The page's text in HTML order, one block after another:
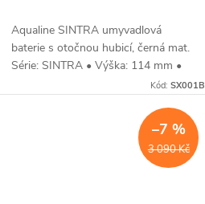
Aqualine SINTRA umyvadlová
baterie s otočnou hubicí, černá mat.
Série: SINTRA • Výška: 114 mm •
Hloubka: 179 mm • Barva: Černá
Kód:SX001B
3 090 Kč
–7 %